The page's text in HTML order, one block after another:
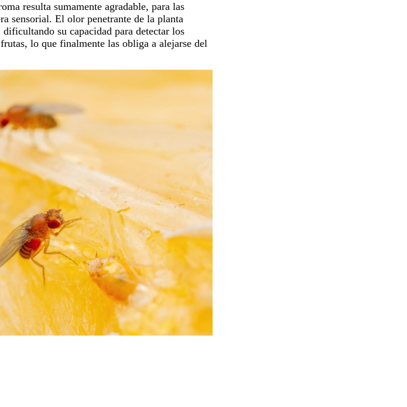
resulta sumamente agradable, para las
sensorial. El olor penetrante de la planta
su capacidad para detectar los
lo que finalmente las obliga a alejarse del